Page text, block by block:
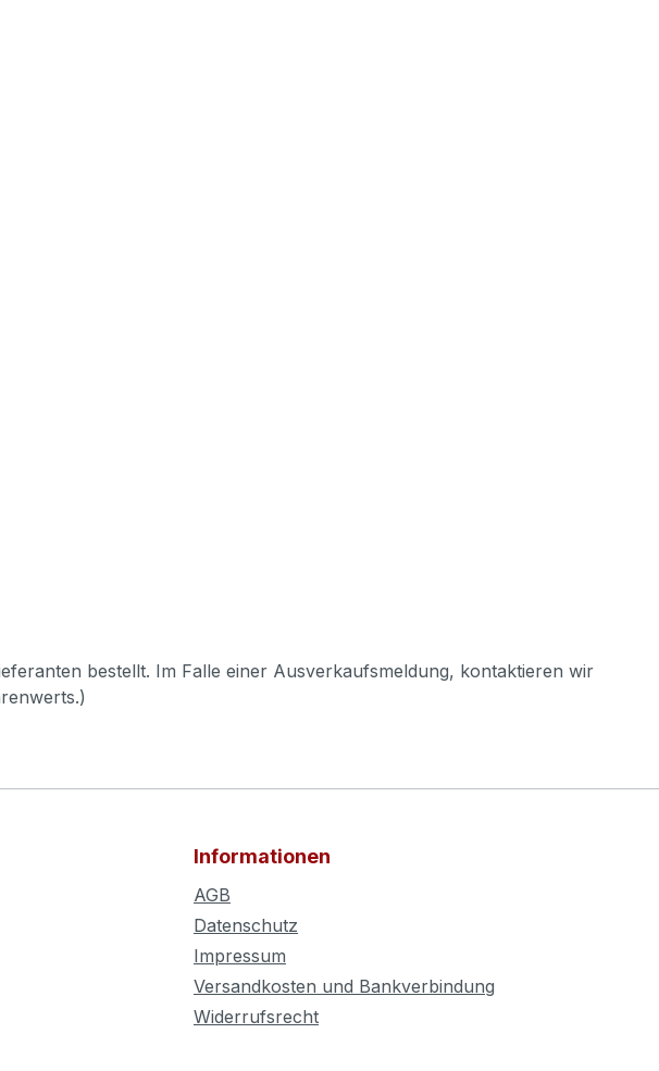
bestellt. Im Falle einer Ausverkaufsmeldung, kontaktieren wir
Informationen
AGB
Datenschutz
Impressum
Versandkosten und Bankverbindung
Widerrufsrecht